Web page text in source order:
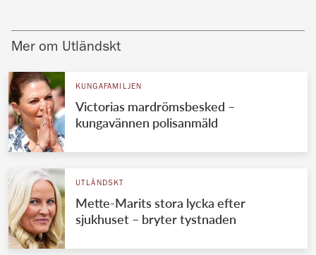
Mer om Utländskt
KUNGAFAMILJEN
Victorias mardrömsbesked –
kungavännen polisanmäld
UTLÄNDSKT
Mette-Marits stora lycka efter
sjukhuset – bryter tystnaden